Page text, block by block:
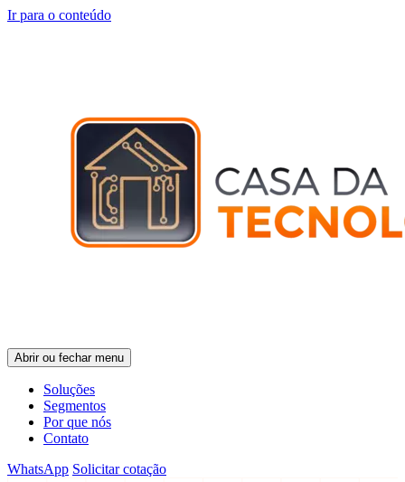
Ir para o conteúdo
Abrir ou fechar menu
Soluções
Segmentos
Por que nós
Contato
WhatsApp Solicitar cotação